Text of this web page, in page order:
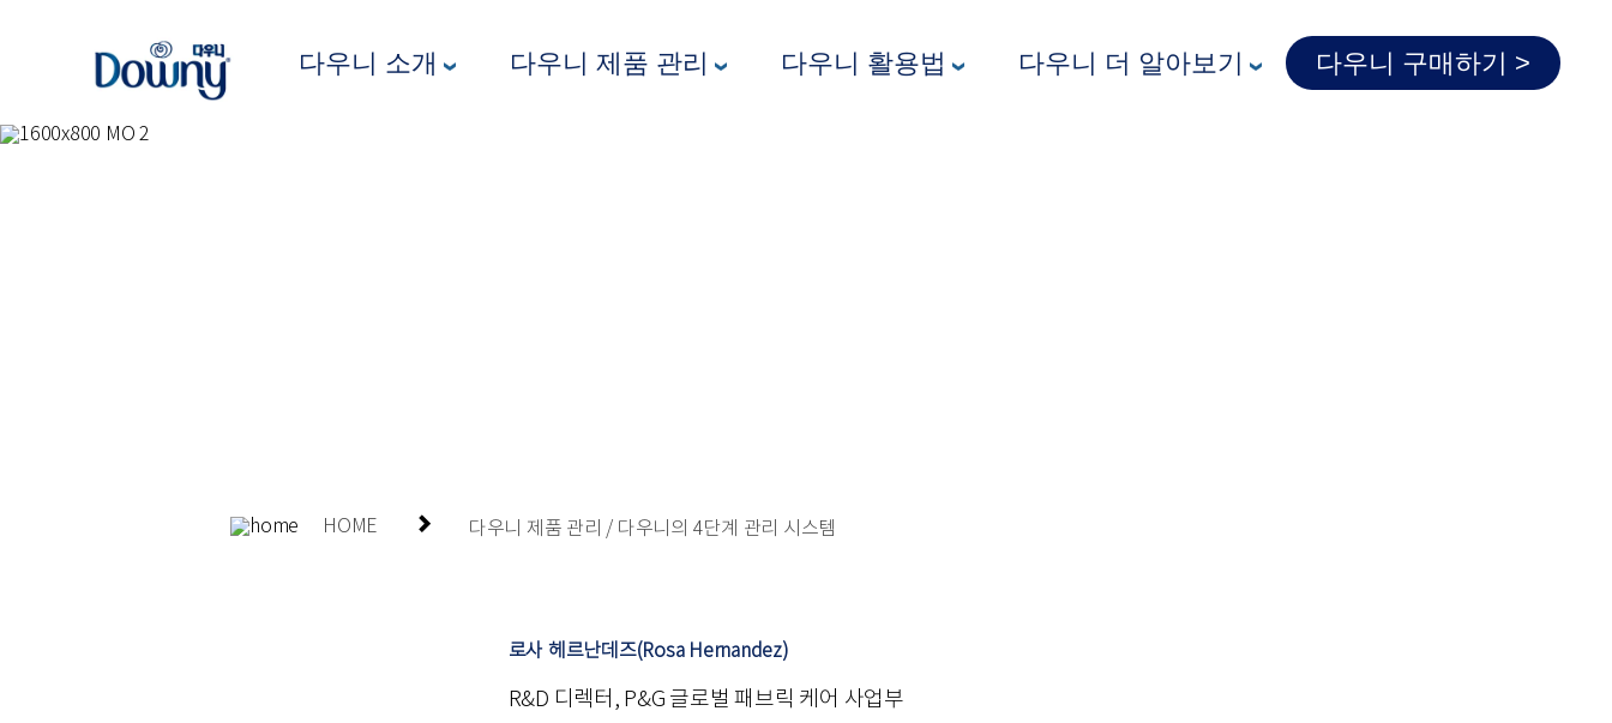
다우니 소개 다우니 제품 관리 다우니 활용법 다우니 더 알아보기 다우니 구매하기 >
HOME 다우니 제품 관리 / 다우니의 4단계 관리 시스템
로사 헤르난데즈(Rosa Hernandez)
R&D 디렉터, P&G 글로벌 패브릭 케어 사업부